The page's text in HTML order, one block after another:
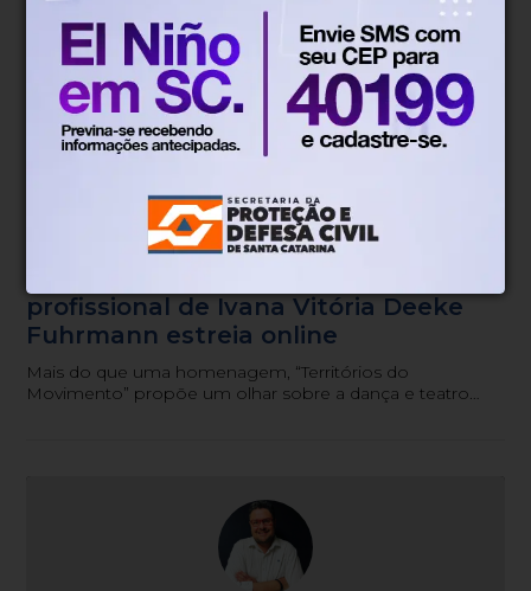
Gustavo Siqueira Há 3 semanas
profissional de Ivana Vitória Deeke
Fuhrmann estreia online
Mais do que uma homenagem, “Territórios do
Movimento” propõe um olhar sobre a dança e teatro